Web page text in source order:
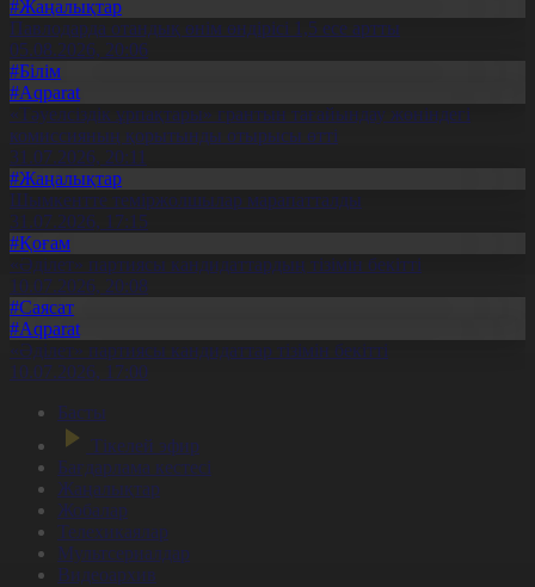
#Жаңалықтар
Павлодарда отандық өнім өндірісі 1,5 есе артты
05.08.2026, 20:06
#Білім
#Aqparat
«Тәуелсіздік ұрпақтары» грантын тағайындау жөніндегі
комиссияның қорытынды отырысы өтті
31.07.2026, 20:11
#Жаңалықтар
Шымкентте теміржолшылар марапатталды
31.07.2026, 17:15
#Қоғам
«Әділет» партиясы кандидаттардың тізімін бекітті
10.07.2026, 20:08
#Саясат
#Aqparat
«Әділет» партиясы кандидаттар тізімін бекітті
10.07.2026, 17:00
Басты
Тікелей эфир
Бағдарлама кестесі
Жаңалықтар
Жобалар
Телехикаялар
Мультсериалдар
Видеоархив